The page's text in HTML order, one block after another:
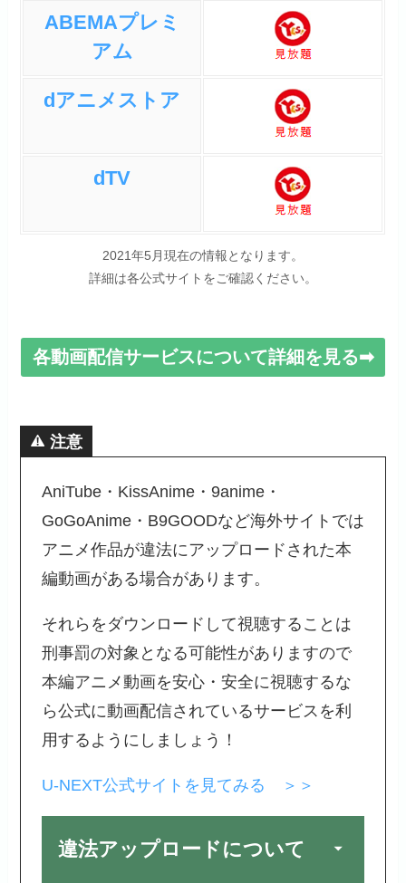
ABEMAプレミ
アム
dアニメストア
dTV
2021年5月現在の情報となります。
詳細は各公式サイトをご確認ください。
各動画配信サービスについて詳細を見る➡
注意
AniTube・KissAnime・9anime・
GoGoAnime・B9GOODなど海外サイトでは
アニメ作品が違法にアップロードされた本
編動画がある場合があります。
それらをダウンロードして視聴することは
刑事罰の対象となる可能性がありますので
本編アニメ動画を安心・安全に視聴するな
ら公式に動画配信されているサービスを利
用するようにしましょう！
U-NEXT公式サイトを見てみる ＞＞
違法アップロードについて